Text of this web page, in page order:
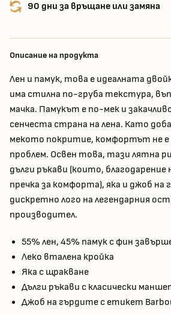
90 дни за връщане или замяна
Описание на продукта
Лен и памук, това е идеалната
има стилна по-груба текстура,
мачка. Памукът е по-мек и
сенчеста страна на лена. Като
мекото покритие, комфортът не
проблем. Освен това, тази лятна
дълги ръкави (които,
пречка за комфорта), яка и джоб на
дискретно лого на легендарния
производител.
55% лен, 45% памук с фин
Леко вталена кройка
Яка с щракване
Дълги ръкави с класически
Джоб на гърдите с етикет